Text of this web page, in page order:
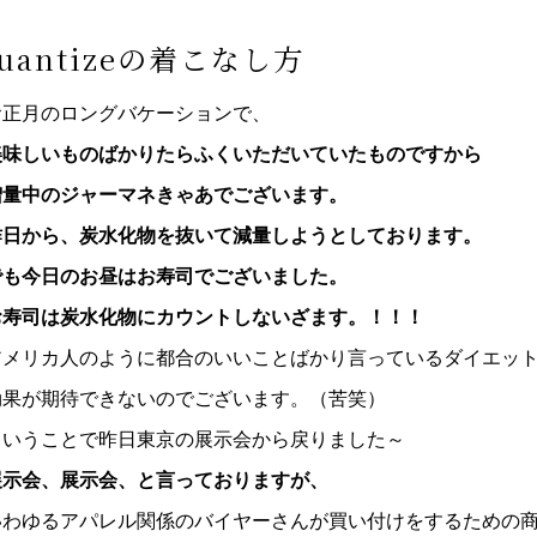
の着こなし方
月のロングバケーションで、
しいものばかりたらふくいただいていたものですから
中のジャーマネきゃあでございます。
から、炭水化物を抜いて減量しようとしております。
今日のお昼はお寿司でございました。
司は炭水化物にカウントしないざます。！！！
リカ人のように都合のいいことばかり言っているダイエット
が期待できないのでございます。（苦笑）
うことで昨日東京の展示会から戻りました～
会、展示会、と言っておりますが、
ゆるアパレル関係のバイヤーさんが買い付けをするための商